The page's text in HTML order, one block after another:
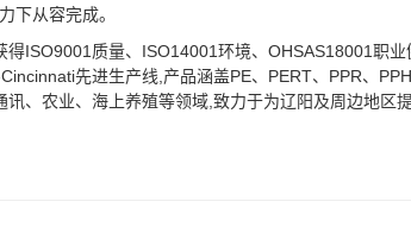
下从容完成。
ISO9001质量、ISO14001环境、OHSAS18001职业
先进生产线,产品涵盖PE、PERT、PPR、
、农业、海上养殖等领域,致力于为辽阳及周边地区